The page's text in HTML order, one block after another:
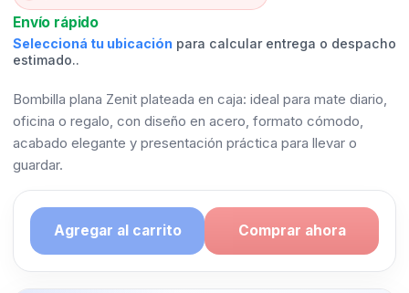
Envío rápido
Seleccioná tu ubicación para calcular entrega o despacho
estimado..
Bombilla plana Zenit plateada en caja: ideal para mate diario,
oficina o regalo, con diseño en acero, formato cómodo,
acabado elegante y presentación práctica para llevar o
guardar.
Agregar al carrito Comprar ahora